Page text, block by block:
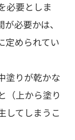
必要としま
必要かは、
定められてい
塗りが乾かな
（上から塗り
してしまうこ